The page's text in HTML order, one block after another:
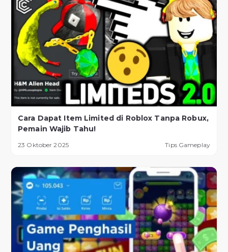
Cara Dapat Item Limited di Roblox Tanpa Robux,
Pemain Wajib Tahu!
23 Oktober 2025 Tips Gameplay